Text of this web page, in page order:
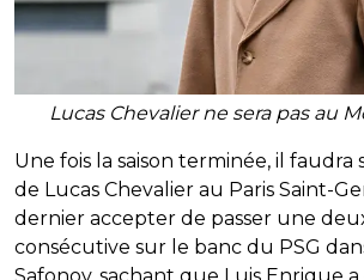
Lucas Chevalier ne sera pas au
Une fois la saison terminée, il faudra
de Lucas Chevalier au Paris Saint-
dernier accepter de passer une
consécutive sur le banc du PSG
Safonov, sachant que Luis Enrique